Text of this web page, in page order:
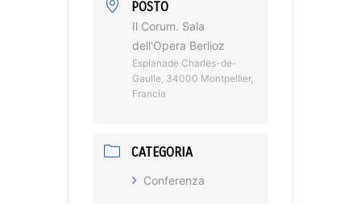
POSTO
Il Corum. Sala
dell'Opera Berlioz
Esplanade Charles-de-
Gaulle, 34000 Montpellier,
Francia
CATEGORIA
Conferenza